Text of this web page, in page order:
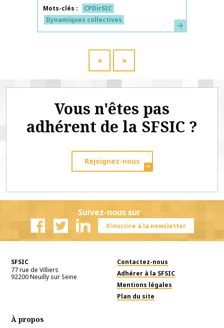
Mots-clés
CPDirSIC
Dynamiques collectives
En savoir plus
« »
Vous n'êtes pas
adhérent de la SFSIC ?
Rejoignez-nous
Suivez-nous sur
S'inscrire à la newsletter
SFSIC
77 rue de Villiers
92200Neuilly sur Seine
Contactez-nous
Adhérer à la SFSIC
Mentions légales
Plan du site
À propos